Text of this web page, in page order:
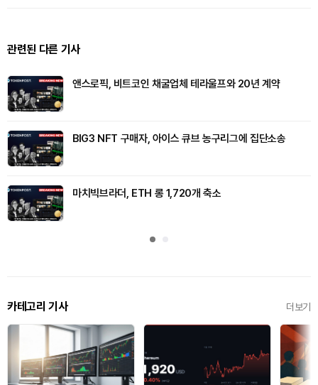
관련된 다른 기사
앤스로픽, 비트코인 채굴업체 테라울프와 20년 계약
BIG3 NFT 구매자, 아이스 큐브 농구리그에 집단소송
마치빅브라더, ETH 롱 1,720개 축소
카테고리 기사 더보기